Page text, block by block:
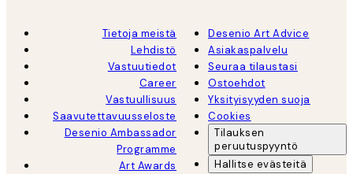
Tietoja meistä
Lehdistö
Vastuutiedot
Career
Vastuullisuus
Saavutettavuusseloste
Desenio Ambassador
Programme
Art Awards
Desenio Art Advice
Asiakaspalvelu
Seuraa tilaustasi
Ostoehdot
Yksityisyyden suoja
Cookies
Tilauksen
peruutuspyyntö
Hallitse evästeitä